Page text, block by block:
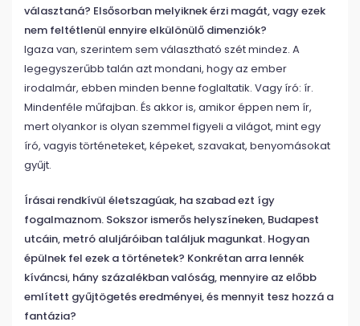
választaná? Elsősorban melyiknek érzi magát, vagy ezek
nem feltétlenül ennyire elkülönülő dimenziók?
Igaza van, szerintem sem választható szét mindez. A
legegyszerűbb talán azt mondani, hogy az ember
irodalmár, ebben minden benne foglaltatik. Vagy író: ír.
Mindenféle műfajban. És akkor is, amikor éppen nem ír,
mert olyankor is olyan szemmel figyeli a világot, mint egy
író, vagyis történeteket, képeket, szavakat, benyomásokat
gyűjt.
Írásai rendkívül életszagúak, ha szabad ezt így
fogalmaznom. Sokszor ismerős helyszíneken, Budapest
utcáin, metró aluljáróiban találjuk magunkat. Hogyan
épülnek fel ezek a történetek? Konkrétan arra lennék
kíváncsi, hány százalékban valóság, mennyire az előbb
említett gyűjtögetés eredményei, és mennyit tesz hozzá a
fantázia?